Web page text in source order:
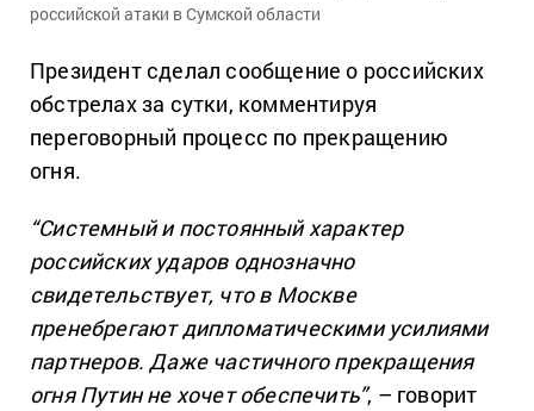
российской атаки в Сумской области
Президент сделал сообщение о российских
обстрелах за сутки, комментируя
переговорный процесс по прекращению
огня.
“Системный и постоянный характер
российских ударов однозначно
свидетельствует, что в Москве
пренебрегают дипломатическими усилиями
партнеров. Даже частичного прекращения
огня Путин не хочет обеспечить”, – говорит